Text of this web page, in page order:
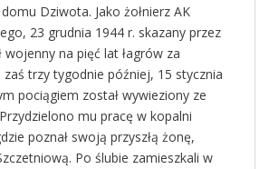
Dziwota. Jako żołnierz AK
23 grudnia 1944 r. skazany przez
wojenny na pięć lat łagrów za
trzy tygodnie później, 15 stycznia
pociągiem został wywieziony ze
mu pracę w kopalni
poznał swoją przyszłą żonę,
Po ślubie zamieszkali w